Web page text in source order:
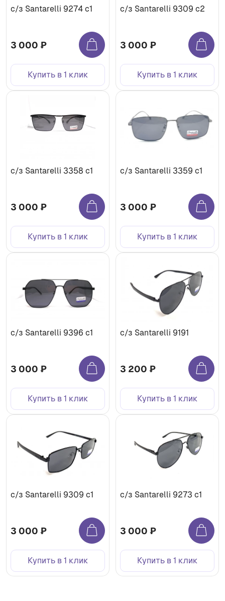
с/з Santarelli 9274 с1
3 000 ₽
Купить в 1 клик
с/з Santarelli 9309 с2
3 000 ₽
Купить в 1 клик
с/з Santarelli 3358 c1
3 000 ₽
Купить в 1 клик
с/з Santarelli 3359 c1
3 000 ₽
Купить в 1 клик
с/з Santarelli 9396 с1
3 000 ₽
Купить в 1 клик
с/з Santarelli 9191
3 200 ₽
Купить в 1 клик
с/з Santarelli 9309 с1
3 000 ₽
Купить в 1 клик
с/з Santarelli 9273 c1
3 000 ₽
Купить в 1 клик